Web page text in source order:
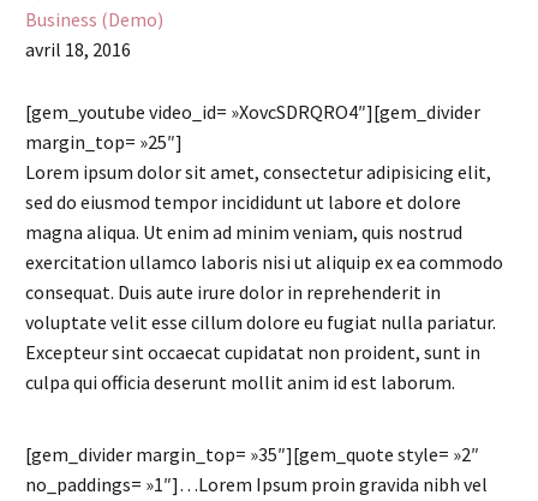
Business (Demo)
avril 18, 2016
[gem_youtube video_id= »XovcSDRQRO4″][gem_divider
margin_top= »25″]
Lorem ipsum dolor sit amet, consectetur adipisicing elit,
sed do eiusmod tempor incididunt ut labore et dolore
magna aliqua. Ut enim ad minim veniam, quis nostrud
exercitation ullamco laboris nisi ut aliquip ex ea commodo
consequat. Duis aute irure dolor in reprehenderit in
voluptate velit esse cillum dolore eu fugiat nulla pariatur.
Excepteur sint occaecat cupidatat non proident, sunt in
culpa qui officia deserunt mollit anim id est laborum.
[gem_divider margin_top= »35″][gem_quote style= »2″
no_paddings= »1″]…Lorem Ipsum proin gravida nibh vel